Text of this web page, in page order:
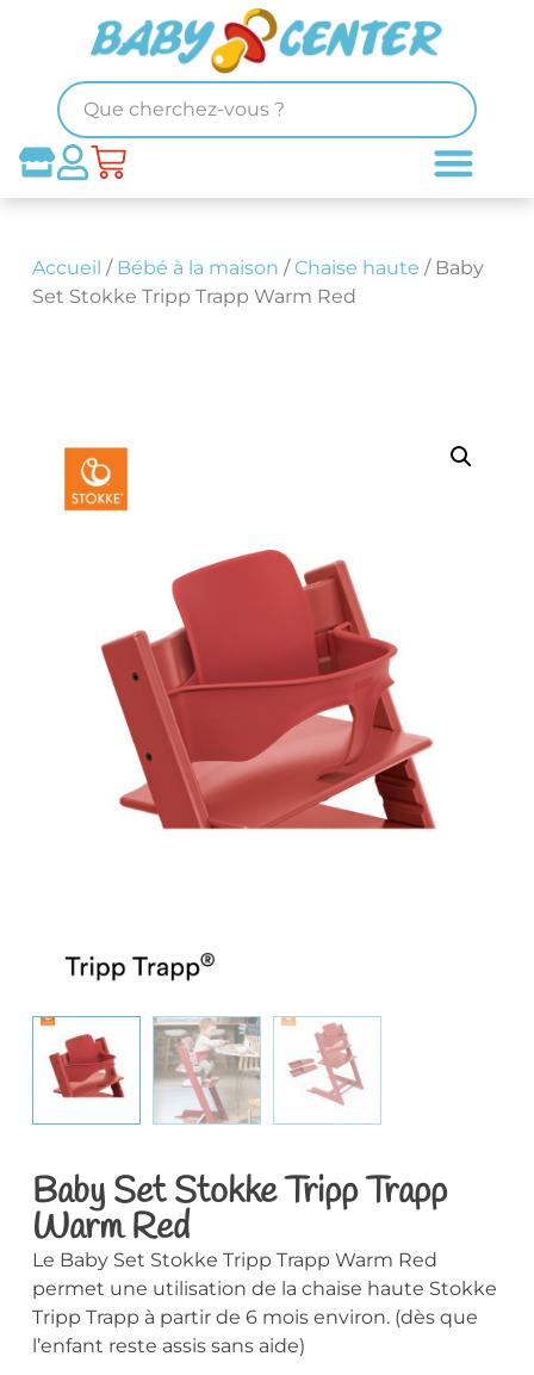
Accueil / Bébé à la maison /Chaise haute / Baby
Set Stokke Tripp Trapp Warm Red
Baby Set Stokke Tripp Trapp
Warm Red
Le Baby Set Stokke Tripp Trapp Warm Red
permet une utilisation de la chaise haute Stokke
Tripp Trapp à partir de 6 mois environ. (dès que
l’enfant reste assis sans aide)